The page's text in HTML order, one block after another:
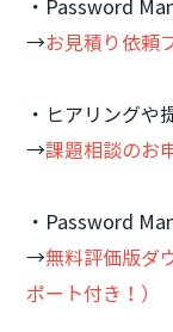
・Password
→お見積り依頼
・ヒアリングや
→課題相談のお
・Password
→無料評価版ダ
ポート付き！）